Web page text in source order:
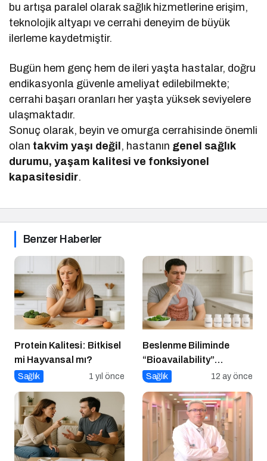
bu artışa paralel olarak sağlık hizmetlerine erişim,
teknolojik altyapı ve cerrahi deneyim de büyük
ilerleme kaydetmiştir.
Bugün hem genç hem de ileri yaşta hastalar, doğru
endikasyonla güvenle ameliyat edilebilmekte;
cerrahi başarı oranları her yaşta yüksek seviyelere
ulaşmaktadır.
Sonuç olarak, beyin ve omurga cerrahisinde önemli
olan takvim yaşı değil, hastanın genel sağlık
durumu, yaşam kalitesi ve fonksiyonel
kapasitesidir.
Benzer Haberler
Protein Kalitesi: Bitkisel
mi Hayvansal mı?
Sağlık 1 yıl önce
Beslenme Biliminde
“Bioavailability”
Kavramı: Hangi Besin Ne
Sağlık 12 ay önce